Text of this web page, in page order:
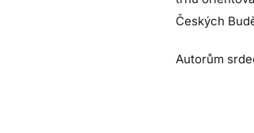
Českých
Autorům